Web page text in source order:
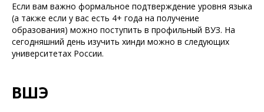
Если вам важно формальное подтверждение уровня языка
(а также если у вас есть 4+ года на получение
образования) можно поступить в профильный ВУЗ. На
сегодняшний день изучить хинди можно в следующих
университетах России.
ВШЭ